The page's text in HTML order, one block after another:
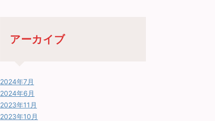
アーカイブ
2024年7月
2024年6月
2023年11月
2023年10月